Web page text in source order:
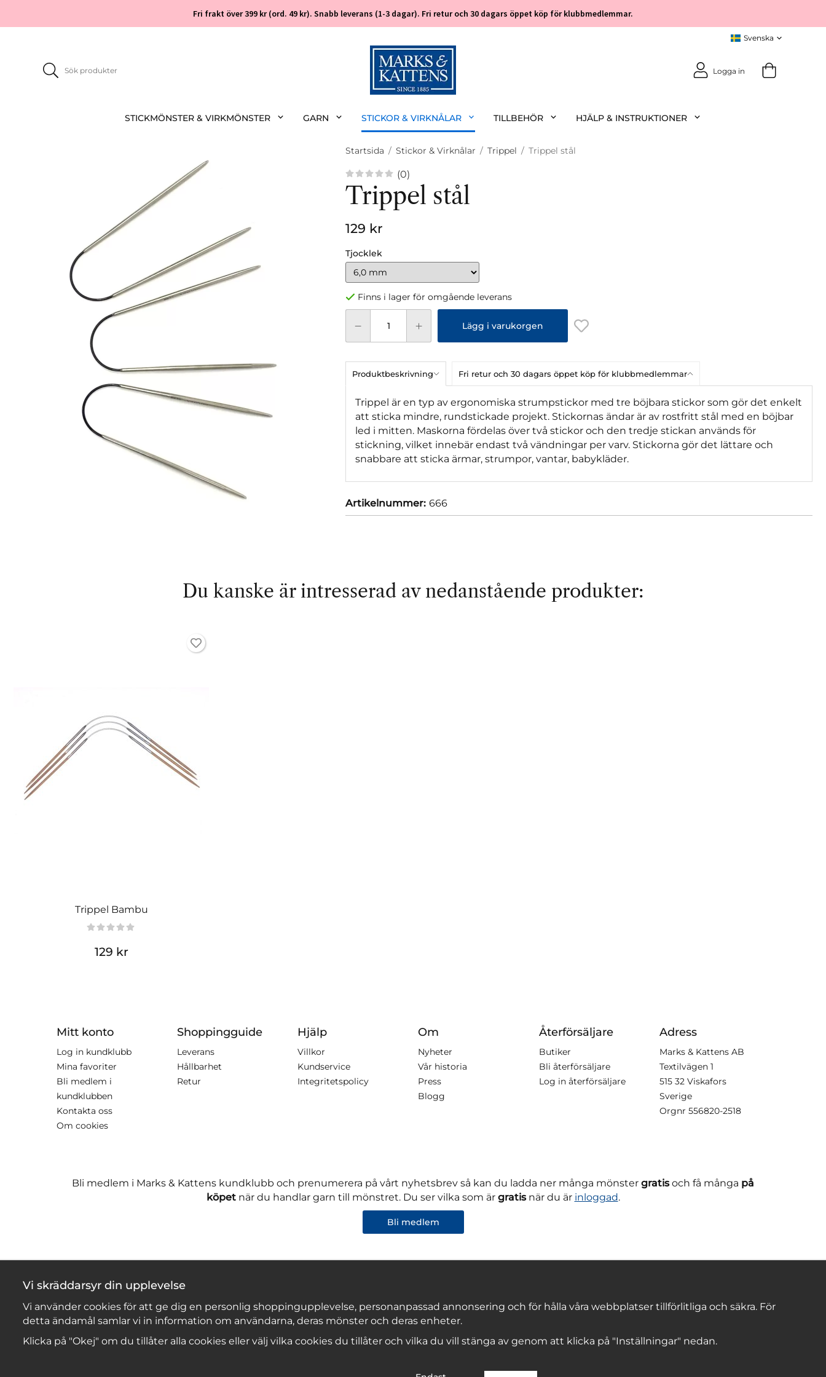
Fri frakt över 399 kr (ord. 49 kr). Snabb leverans (1-3 dagar). Fri retur och 30 dagars öppet köp för klubbmedlemmar.
Logga in
STICKMÖNSTER & VIRKMÖNSTER GARN STICKOR & VIRKNÅLAR TILLBEHÖR HJÄLP & INSTRUKTIONER
Startsida / Stickor & Virknålar / Trippel / Trippel stål
(0)
Trippel stål
129 kr
Tjocklek
Finns i lager för omgående leverans
Lägg i varukorgen
Produktbeskrivning Fri retur och 30 dagars öppet köp för klubbmedlemmar
Trippel är en typ av ergonomiska strumpstickor med tre böjbara stickor som gör det enkelt
att sticka mindre, rundstickade projekt. Stickornas ändar är av rostfritt stål med en böjbar
led i mitten. Maskorna fördelas över två stickor och den tredje stickan används för
stickning, vilket innebär endast två vändningar per varv. Stickorna gör det lättare och
snabbare att sticka ärmar, strumpor, vantar, babykläder.
Artikelnummer: 666
Du kanske är intresserad av nedanstående produkter:
Trippel Bambu
129 kr
Mitt konto
Log in kundklubb
Mina favoriter
Bli medlem i
kundklubben
Kontakta oss
Om cookies
Shoppingguide
Leverans
Hållbarhet
Retur
Hjälp
Villkor
Kundservice
Integritetspolicy
Om
Nyheter
Vår historia
Press
Blogg
Återförsäljare
Butiker
Bli återförsäljare
Log in återförsäljare
Adress
Marks & Kattens AB
Textilvägen 1
515 32 Viskafors
Sverige
Orgnr 556820-2518
Bli medlem i Marks & Kattens kundklubb och prenumerera på vårt nyhetsbrev så kan du ladda ner många mönster gratisoch få många på
köpetnär du handlar garn till mönstret. Du ser vilka som är gratisnär du är inloggad.
Bli medlem
Vi skräddarsyr din upplevelse
Vi använder cookies för att ge dig en personlig shoppingupplevelse, personanpassad annonsering och för hålla våra webbplatser tillförlitliga och säkra. För
detta ändamål samlar vi in information om användarna, deras mönster och deras enheter.
Klicka på "Okej" om du tillåter alla cookies eller välj vilka cookies du tillåter och vilka du vill stänga av genom att klicka på "Inställningar" nedan.